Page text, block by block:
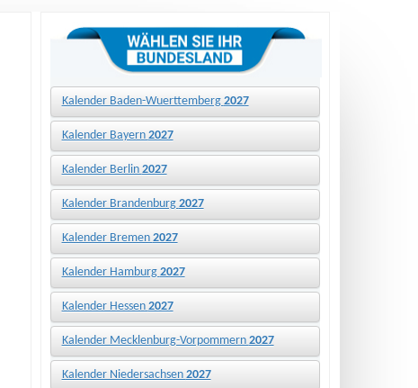
Kalender Baden-Wuerttemberg 2027
Kalender Bayern 2027
Kalender Berlin 2027
Kalender Brandenburg 2027
Kalender Bremen 2027
Kalender Hamburg 2027
Kalender Hessen 2027
Kalender Mecklenburg-Vorpommern 2027
Kalender Niedersachsen 2027